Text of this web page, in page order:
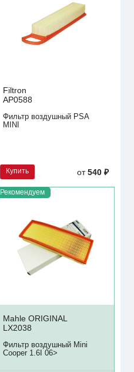
Filtron
AP0588
Фильтр воздушный PSA
MINI
Купить от540 ₽
Рекомендуем
Mahle ORIGINAL
LX2038
Фильтр воздушный Mini
Cooper 1.6I 06>